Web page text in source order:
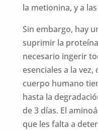
la metionina, y a
Sin embargo, hay
suprimir la
necesario ingerir
esenciales a la
cuerpo humano
hasta la
de 3 días. El
que les falta a